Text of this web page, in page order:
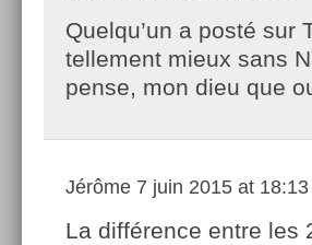
Quelqu’un a posté sur
tellement mieux sans
pense, mon dieu que
Jérôme 7 juin 2015 at 18:13
La différence entre les